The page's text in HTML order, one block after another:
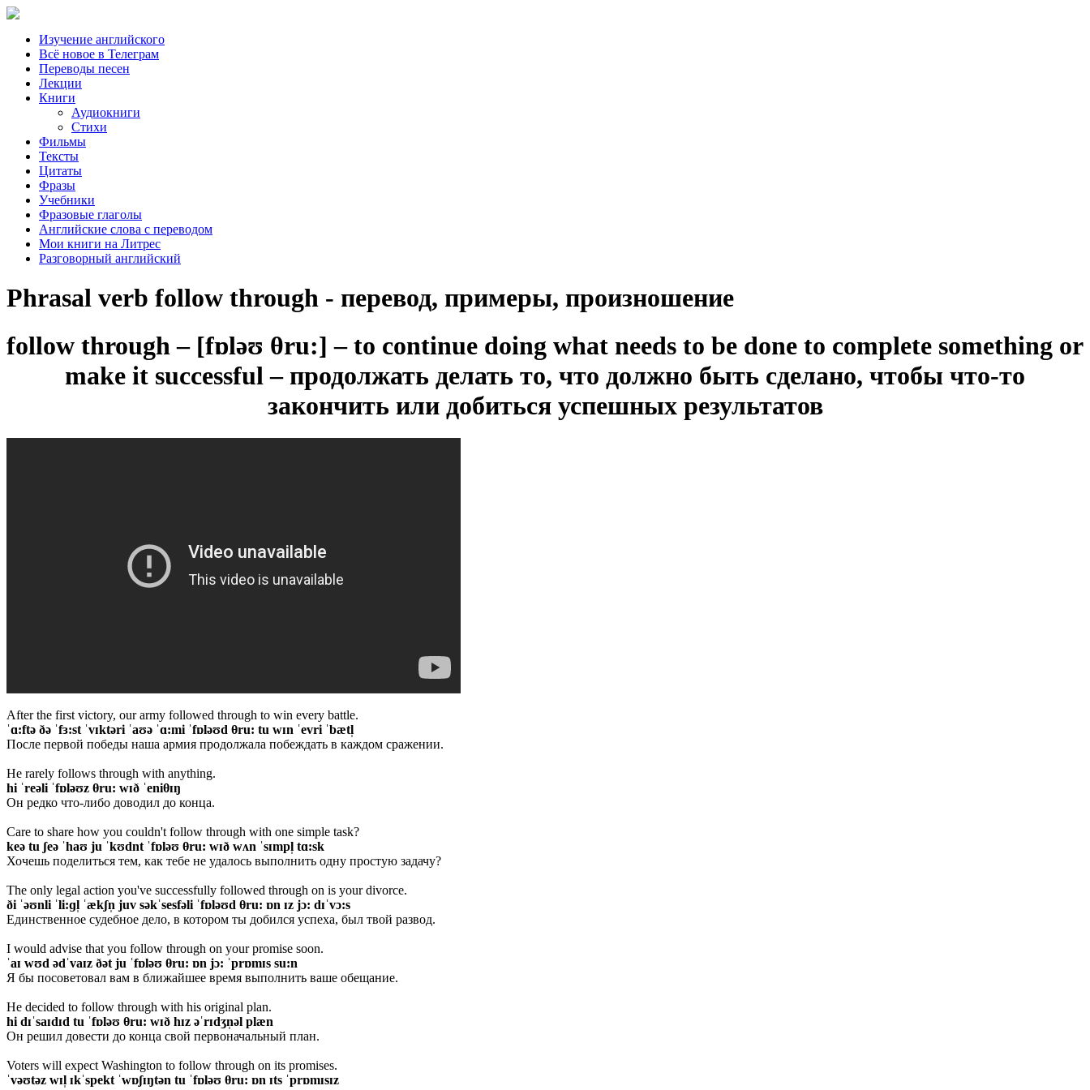
Изучение английского
Всё новое в Телеграм
Переводы песен
Лекции
Книги
Аудиокниги
Стихи
Фильмы
Тексты
Цитаты
Фразы
Учебники
Фразовые глаголы
Английские слова с переводом
Мои книги на Литрес
Разговорный английский
Phrasal verb follow through - перевод, примеры, произношение
follow through – [fɒləʊ θru:]– to continue doing what needs to be done to complete something or
make it successful – продолжать делать то, что должно быть сделано, чтобы что-то
закончить или добиться успешных результатов
After the first victory, our army followed through to win every battle.
ˈɑ:ftə ðə ˈfɜ:st ˈvɪktəri ˈaʊə ˈɑ:mi ˈfɒləʊd θru: tu wɪn ˈevri ˈbætl̩
После первой победы наша армия продолжала побеждать в каждом сражении.
He rarely follows through with anything.
hi ˈreəli ˈfɒləʊz θru: wɪð ˈeniθɪŋ
Он редко что-либо доводил до конца.
Care to share how you couldn't follow through with one simple task?
keə tu ʃeə ˈhaʊ ju ˈkʊdnt ˈfɒləʊ θru: wɪð wʌn ˈsɪmpl̩ tɑ:sk
Хочешь поделиться тем, как тебе не удалось выполнить одну простую задачу?
The only legal action you've successfully followed through on is your divorce.
ði ˈəʊnli ˈli:ɡl̩ ˈækʃn̩ juv səkˈsesfəli ˈfɒləʊd θru: ɒn ɪz jɔ: dɪˈvɔ:s
Единственное судебное дело, в котором ты добился успеха, был твой развод.
I would advise that you follow through on your promise soon.
ˈaɪ wʊd ədˈvaɪz ðət ju ˈfɒləʊ θru: ɒn jɔ: ˈprɒmɪs su:n
Я бы посоветовал вам в ближайшее время выполнить ваше обещание.
He decided to follow through with his original plan.
hi dɪˈsaɪdɪd tu ˈfɒləʊ θru: wɪð hɪz əˈrɪdʒn̩əl plæn
Он решил довести до конца свой первоначальный план.
Voters will expect Washington to follow through on its promises.
ˈvəʊtəz wɪl̩ ɪkˈspekt ˈwɒʃɪŋtən tu ˈfɒləʊ θru: ɒn ɪts ˈprɒmɪsɪz